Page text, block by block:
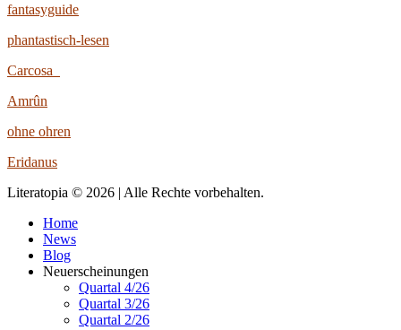
fantasyguide
phantastisch-lesen
Carcosa
Amrûn
ohne ohren
Eridanus
Literatopia © 2026 | Alle Rechte vorbehalten.
Home
News
Blog
Neuerscheinungen
Quartal 4/26
Quartal 3/26
Quartal 2/26